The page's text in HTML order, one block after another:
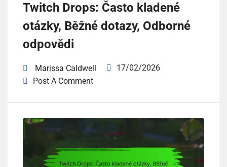
Twitch Drops: Často kladené
otázky, Běžné dotazy, Odborné
odpovědi
Marissa Caldwell
17/02/2026
Post A Comment